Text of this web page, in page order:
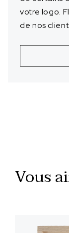
votre logo.
de nos
Vous